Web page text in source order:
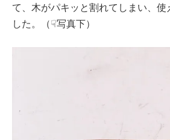
て、木がパキッと割れてしまい、
した。（☟写真下）